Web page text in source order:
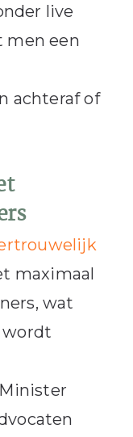
live
men een
achteraf of
maximaal
wat
wordt